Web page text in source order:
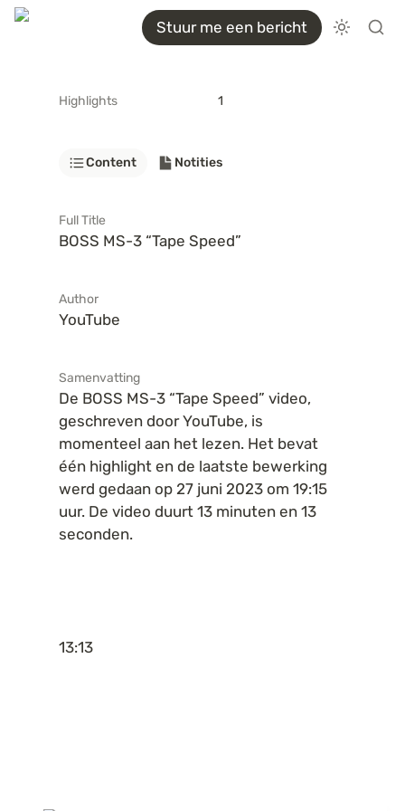
Stuur me een bericht
Highlights 1
Content Notities
Full Title
BOSS MS-3 “Tape Speed”
Author
YouTube
Samenvatting
De BOSS MS-3 “Tape Speed” video,
geschreven door YouTube, is
momenteel aan het lezen. Het bevat
één highlight en de laatste bewerking
werd gedaan op 27 juni 2023 om 19:15
uur. De video duurt 13 minuten en 13
seconden.
13:13